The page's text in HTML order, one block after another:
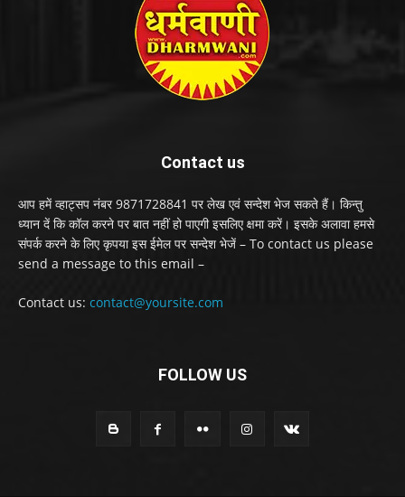
Contact us
आप हमें व्हाट्सप नंबर 9871728841 पर लेख एवं सन्देश भेज सकते हैं। किन्तु
ध्यान दें कि कॉल करने पर बात नहीं हो पाएगी इसलिए क्षमा करें। इसके अलावा हमसे
संपर्क करने के लिए कृपया इस ईमेल पर सन्देश भेजें – To contact us please
send a message to this email –
Contact us: contact@yoursite.com
FOLLOW US